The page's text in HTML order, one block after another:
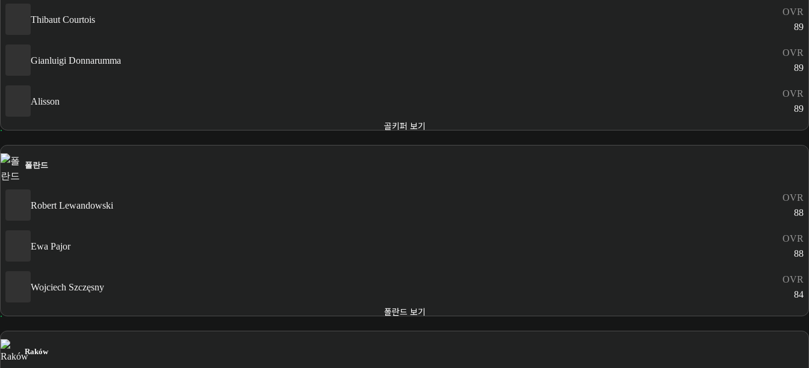
Thibaut Courtois
OVR
89
Gianluigi Donnarumma
OVR
89
Alisson
OVR
89
골키퍼 보기
폴란드
Robert Lewandowski
OVR
88
Ewa Pajor
OVR
88
Wojciech Szczęsny
OVR
84
폴란드 보기
Raków